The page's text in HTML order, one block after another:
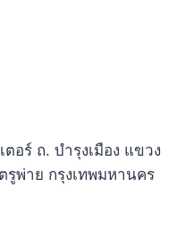
อร์ ถ. บำรุงเมือง แขวง
พ่าย กรุงเทพมหานคร